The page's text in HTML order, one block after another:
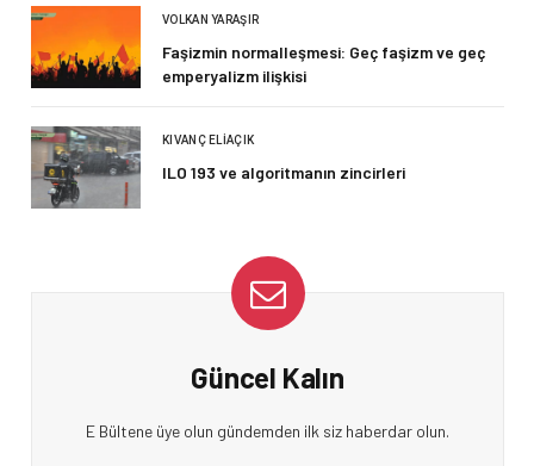
VOLKAN YARAŞIR
Faşizmin normalleşmesi: Geç faşizm ve geç
emperyalizm ilişkisi
KIVANÇ ELIAÇIK
ILO 193 ve algoritmanın zincirleri
Güncel Kalın
E Bültene üye olun gündemden ilk siz haberdar olun.